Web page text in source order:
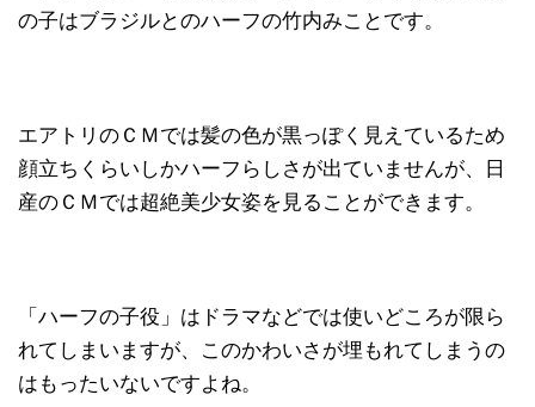
の子はブラジルとのハーフの竹内みことです。
エアトリのＣＭでは髪の色が黒っぽく見えているため
顔立ちくらいしかハーフらしさが出ていませんが、日
産のＣＭでは超絶美少女姿を見ることができます。
「ハーフの子役」はドラマなどでは使いどころが限ら
れてしまいますが、このかわいさが埋もれてしまうの
はもったいないですよね。